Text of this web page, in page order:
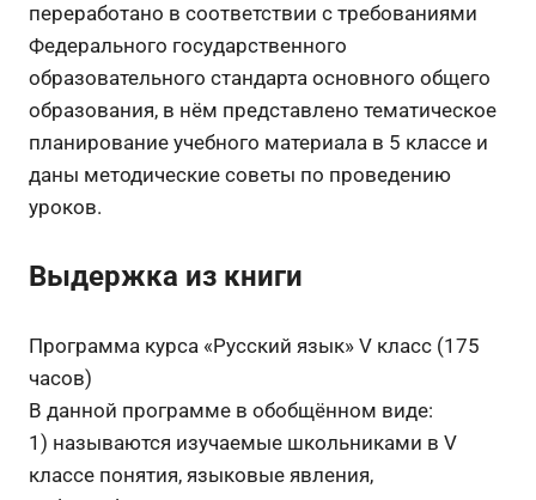
переработано в соответствии с требованиями
Федерального государственного
образовательного стандарта основного общего
образования, в нём представлено тематическое
планирование учебного материала в 5 классе и
даны методические советы по проведению
уроков.
Выдержка из книги
Программа курса «Русский язык» V класс (175
часов)
В данной программе в обобщённом виде:
1) называются изучаемые школьниками в V
классе понятия, языковые явления,